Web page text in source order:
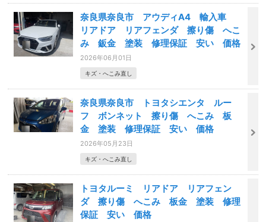
奈良県奈良市 アウディA4 輸入車
リアドア リアフェンダ 擦り傷 へこ
み 鈑金 塗装 修理保証 安い 価格
2026年06月01日
キズ・へこみ直し
奈良県奈良市 トヨタシエンタ ルー
フ ボンネット 擦り傷 へこみ 板
金 塗装 修理保証 安い 価格
2026年05月23日
キズ・へこみ直し
トヨタルーミ リアドア リアフェン
ダ 擦り傷 へこみ 板金 塗装 修理
保証 安い 価格